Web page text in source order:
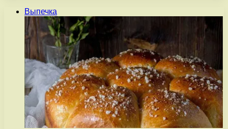
Выпечка